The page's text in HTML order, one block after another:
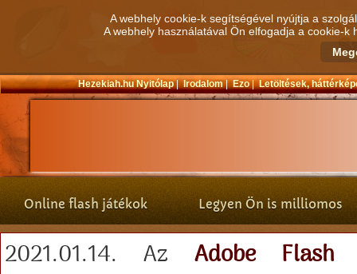
Hezekiah.hu Nyitólap|Irodalom|Ezo|Letöltések,
Online flash játékok Legyen Ön is milliomos
2021.01.14. Az Adobe Flash
A webhely cookie-k segítségével nyújtja a
A webhely használatával Ön elfogadja a cookie-